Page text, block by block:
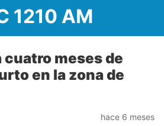
1210 AM
cuatro meses de
en la zona de
hace 6 meses